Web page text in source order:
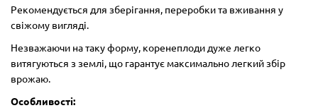
Рекомендується для зберігання, переробки та вживання у
свіжому вигляді.
Незважаючи на таку форму, коренеплоди дуже легко
витягуються з землі, що гарантує максимально легкий збір
врожаю.
Особливості: